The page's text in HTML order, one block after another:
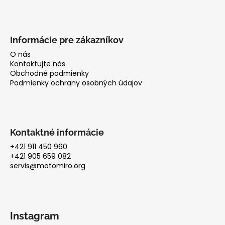
Informácie pre zákazníkov
O nás
Kontaktujte nás
Obchodné podmienky
Podmienky ochrany osobných údajov
Kontaktné informácie
+421 911 450 960
+421 905 659 082
servis@motomiro.org
Instagram